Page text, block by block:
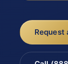
Request